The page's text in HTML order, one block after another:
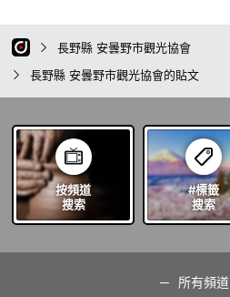
長野縣 安曇野市觀光協會
長野縣 安曇野市觀光協會的貼文
按頻道
搜索
#標籤
搜索
所有頻道